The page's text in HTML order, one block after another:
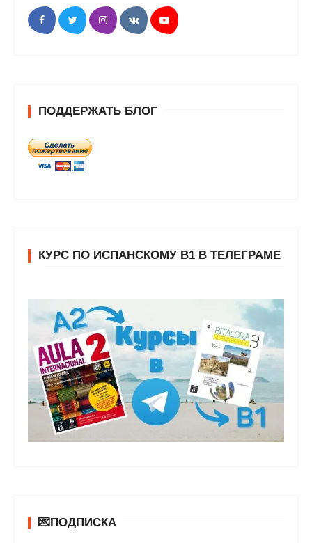
ПОДДЕРЖАТЬ БЛОГ
КУРС ПО ИСПАНСКОМУ В1 В ТЕЛЕГРАМЕ
💌ПОДПИСКА